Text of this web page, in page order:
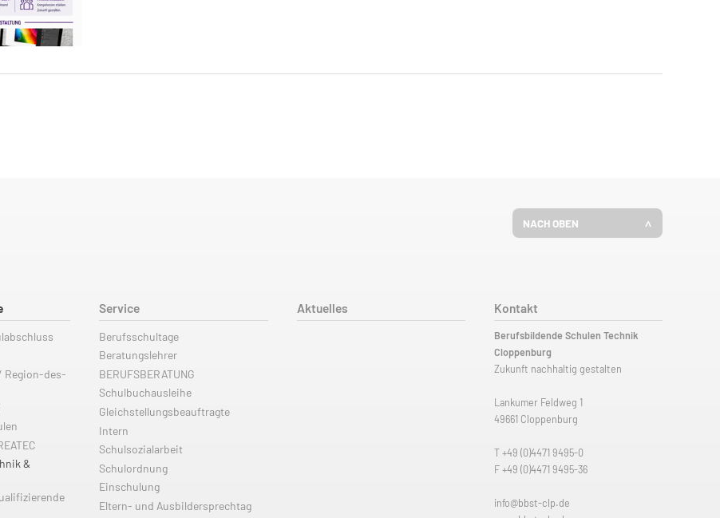
NACH OBEN
Region-des-
&
Service
Berufsschultage
Beratungslehrer
BERUFSBERATUNG
Schulbuchausleihe
Gleichstellungsbeauftragte
Intern
Schulsozialarbeit
Schulordnung
Einschulung
Eltern- und Ausbildersprechtag
Aktuelles Kontakt
Berufsbildende Schulen Technik
Cloppenburg
Zukunft nachhaltig gestalten
Lankumer Feldweg 1
49661 Cloppenburg
T+49 (0)4471 9495-0
F +49 (0)4471 9495-36
info@bbst-clp.de